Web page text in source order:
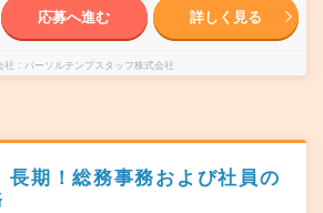
応募へ進む 詳しく見る
社 パーソルテンプスタッフ株式会社
長期！総務事務および社員の